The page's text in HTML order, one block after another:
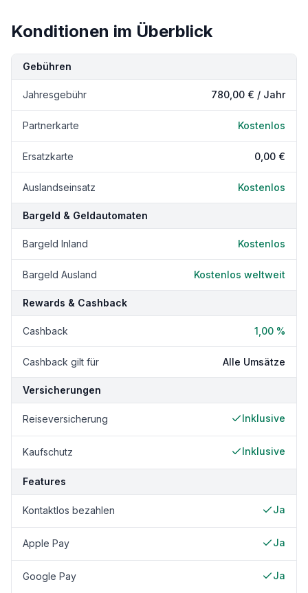
Konditionen im Überblick
Kondition Details
Gebühren
Jahresgebühr 780,00 € / Jahr
Partnerkarte Kostenlos
Ersatzkarte 0,00 €
Auslandseinsatz Kostenlos
Bargeld & Geldautomaten
Bargeld Inland Kostenlos
Bargeld Ausland Kostenlos weltweit
Rewards & Cashback
Cashback 1,00 %
Cashback gilt für Alle Umsätze
Versicherungen
Reiseversicherung Inklusive
Kaufschutz Inklusive
Features
Kontaktlos bezahlen Ja
Apple Pay Ja
Google Pay Ja